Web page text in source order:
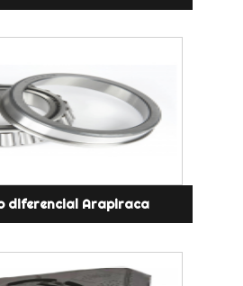
diferencial Arapiraca